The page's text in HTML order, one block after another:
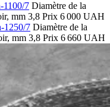
1100/7 Diamètre de la
mm 3,8 Prix 6 000 UAH
1250/7 Diamètre de la
mm 3,8 Prix 6 660 UAH